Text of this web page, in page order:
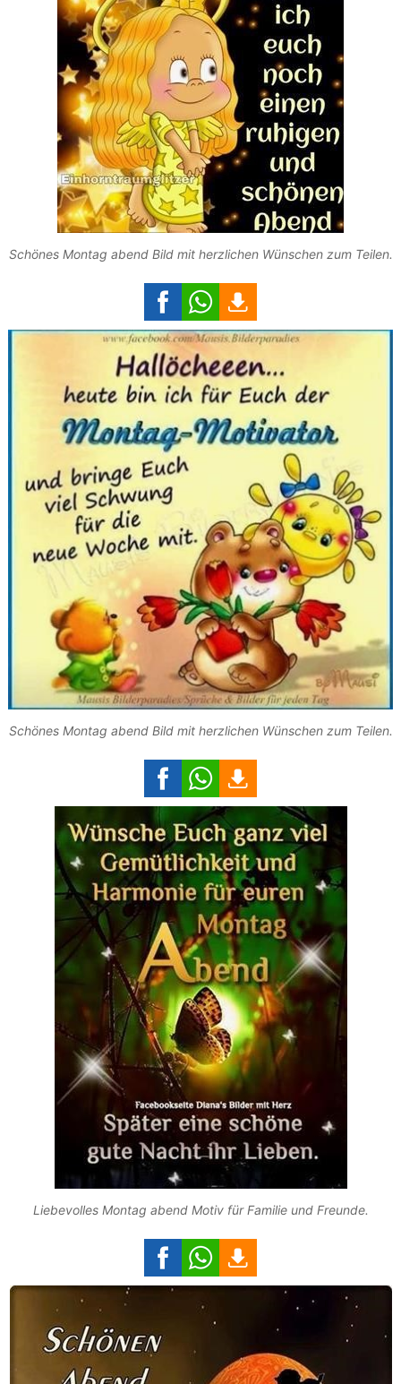
Schönes Montag abend Bild mit herzlichen Wünschen zum Teilen.
Schönes Montag abend Bild mit herzlichen Wünschen zum Teilen.
Liebevolles Montag abend Motiv für Familie und Freunde.